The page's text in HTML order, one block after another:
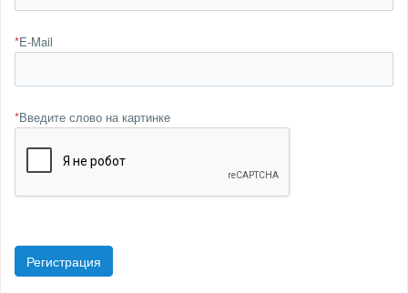
*E-Mail
*Введите слово на картинке